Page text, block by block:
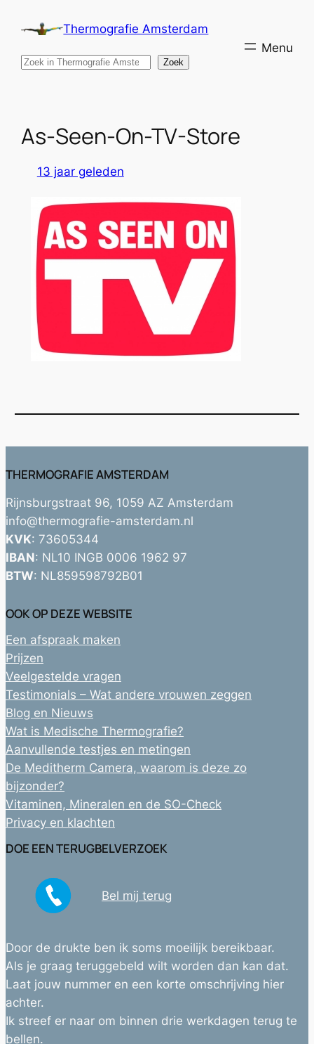
naar
inhoud
Thermografie Amsterdam
Search Zoek
As-Seen-On-TV-Store
13 jaar geleden
THERMOGRAFIE AMSTERDAM
Rijnsburgstraat 96, 1059 AZ Amsterdam
info@thermografie-amsterdam.nl
KVK: 73605344
IBAN: NL10 INGB 0006 1962 97
BTW: NL859598792B01
OOK OP DEZE WEBSITE
Een afspraak maken
Prijzen
Veelgestelde vragen
Testimonials – Wat andere vrouwen zeggen
Blog en Nieuws
Wat is Medische Thermografie?
Aanvullende testjes en metingen
De Meditherm Camera, waarom is deze zo
bijzonder?
Vitaminen, Mineralen en de SO-Check
Privacy en klachten
DOE EEN TERUGBELVERZOEK
Bel mij terug
Door de drukte ben ik soms moeilijk bereikbaar.
Als je graag teruggebeld wilt worden dan kan dat.
Laat jouw nummer en een korte omschrijving hier
achter.
Ik streef er naar om binnen drie werkdagen terug te
bellen.